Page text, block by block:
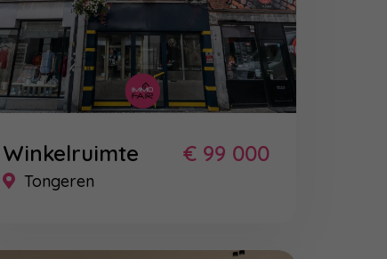
€ 99 000
Tongeren
Winkelruimte